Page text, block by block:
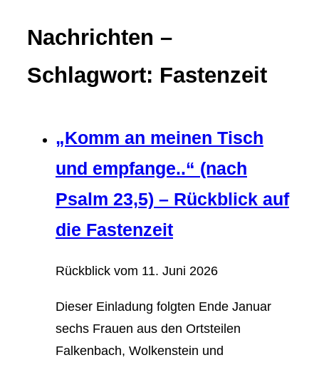
Nachrichten –
Schlagwort: Fastenzeit
„Komm an meinen Tisch
und empfange..“ (nach
Psalm 23,5) – Rückblick auf
die Fastenzeit
Rückblick vom 11. Juni 2026
Dieser Einladung folgten Ende Januar
sechs Frauen aus den Ortsteilen
Falkenbach, Wolkenstein und